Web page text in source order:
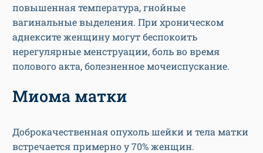
повышенная температура, гнойные
вагинальные выделения. При хроническом
аднексите женщину могут беспокоить
нерегулярные менструации, боль во время
полового акта, болезненное мочеиспускание.
Миома матки
Доброкачественная опухоль шейки и тела матки
встречается примерно у 70% женщин.